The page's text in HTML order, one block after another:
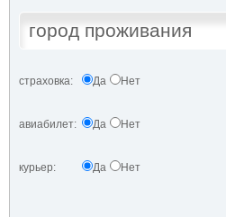
страховка: Да Нет
авиабилет: Да Нет
курьер: Да Нет